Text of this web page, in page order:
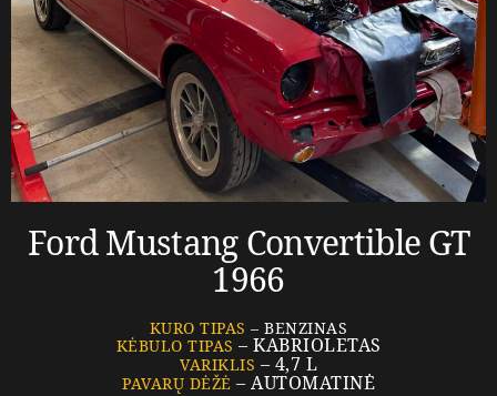
Ford Mustang Convertible GT
1966
KURO TIPAS– BENZINAS
KĖBULO TIPAS – KABRIOLETAS
VARIKLIS – 4,7 L
PAVARŲ DĖŽĖ – AUTOMATINĖ